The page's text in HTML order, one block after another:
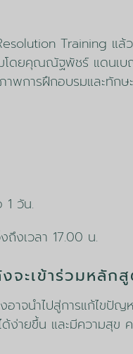
Training แล้
มโดยคุณณัฐพัชร์ แดนเ
การฝึกอบรมและทักษ
1 วัน.
ถึงเวลา 17.00 น.
จะเข้าร่วมหลัก
อาจนำไปสู่การแก้ไขปัญ
ง่ายขึ้น และมีความสุข